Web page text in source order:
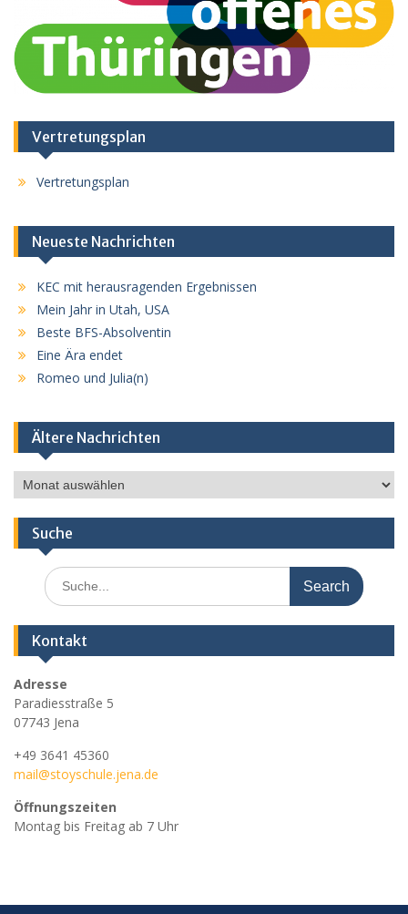
Vertretungsplan
Vertretungsplan
Neueste Nachrichten
KEC mit herausragenden Ergebnissen
Mein Jahr in Utah, USA
Beste BFS-Absolventin
Eine Ära endet
Romeo und Julia(n)
Ältere Nachrichten
Ältere
Nachrichten
Suche
Search
for:
Kontakt
Adresse
Paradiesstraße 5
07743 Jena
+49 3641 45360
mail@stoyschule.jena.de
Öffnungszeiten
Montag bis Freitag ab 7 Uhr